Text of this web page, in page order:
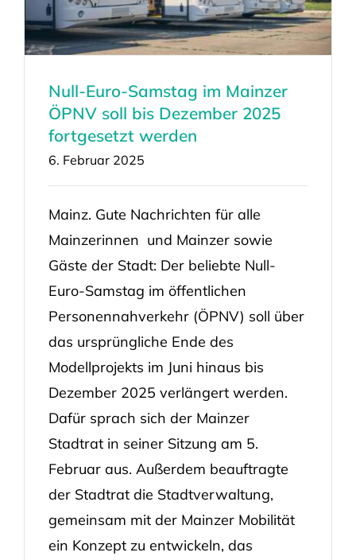
Null-Euro-Samstag im Mainzer
ÖPNV soll bis Dezember 2025
fortgesetzt werden
6. Februar 2025
Mainz. Gute Nachrichten für alle
Mainzerinnen und Mainzer sowie
Gäste der Stadt: Der beliebte Null-
Euro-Samstag im öffentlichen
Personennahverkehr (ÖPNV) soll über
das ursprüngliche Ende des
Modellprojekts im Juni hinaus bis
Dezember 2025 verlängert werden.
Dafür sprach sich der Mainzer
Stadtrat in seiner Sitzung am 5.
Februar aus. Außerdem beauftragte
der Stadtrat die Stadtverwaltung,
gemeinsam mit der Mainzer Mobilität
ein Konzept zu entwickeln, das